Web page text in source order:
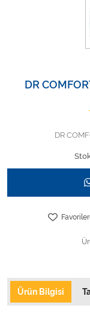
Tüm Kategorileri
DR
DR
Ürün Bilgisi